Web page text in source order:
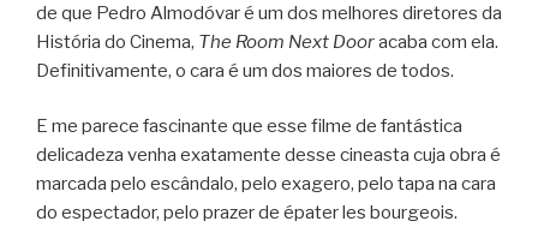
de que Pedro Almodóvar é um dos melhores diretores da
História do Cinema, The Room Next Dooracaba com ela.
Definitivamente, o cara é um dos maiores de todos.
E me parece fascinante que esse filme de fantástica
delicadeza venha exatamente desse cineasta cuja obra é
marcada pelo escândalo, pelo exagero, pelo tapa na cara
do espectador, pelo prazer de épater les bourgeois.